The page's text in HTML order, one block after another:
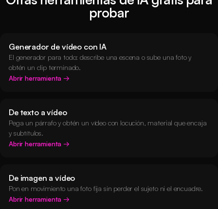
probar
Generador de vídeo con IA
El generador para todo: describe una escena o sube una foto y
obtén un clip terminado.
Abrir herramienta
De texto a vídeo
Pega un párrafo y obtén un vídeo con locución, material que encaja
y subtítulos.
Abrir herramienta
De imagen a vídeo
Pon en movimiento una foto fija sin perder el sujeto ni el encuadre.
Abrir herramienta